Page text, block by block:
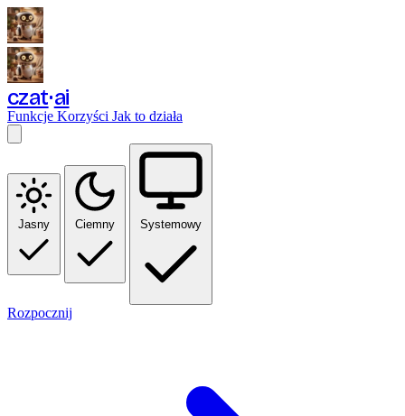
czat ai
Funkcje Korzyści Jak to działa
Jasny Ciemny Systemowy
Rozpocznij